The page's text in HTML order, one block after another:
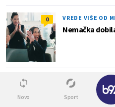
0 VREDE VIŠE OD
Nemačka
60.000
Od
masovnu
Novo Sport
✕